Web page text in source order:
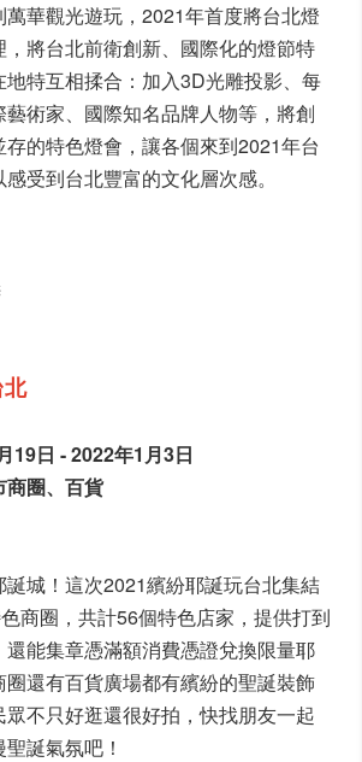
華觀光遊玩，2021年首度將台北燈
將台北前衛創新、國際化的燈節特
特互相揉合：加入3D光雕投影、每
藝術家、國際知名品牌人物等，將創
的特色燈會，讓各個來到2021年台
受到台北豐富的文化層次感。
19日 - 2022年1月3日
商圈、百貨
城！這次2021繽紛耶誕玩台北集結
商圈，共計56個特色店家，提供打到
能集章憑滿額消費憑證兌換限量耶
還有百貨廣場都有繽紛的聖誕裝飾
不只好逛還很好拍，快找朋友一起
誕氣氛吧！